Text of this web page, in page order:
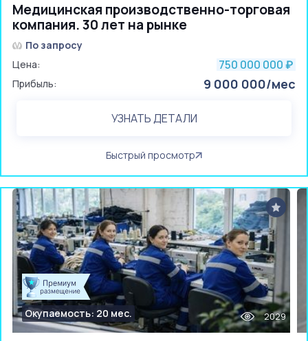
Медицинская производственно-торговая
компания. 30 лет на рынке
По запросу
Цена:
750 000 000 ₽
Прибыль: 9 000 000/мес
УЗНАТЬ ДЕТАЛИ
Быстрый просмотр
Окупаемость: 20 мес. 2029